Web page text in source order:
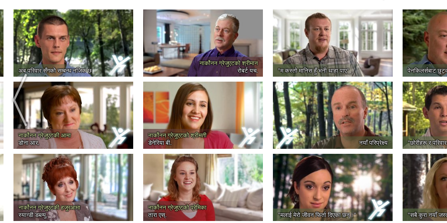
अब परिवार सँगको सम्बन्ध नजिक छ
नार्कोनन ग्रेजुएटकी आमा
डोना आर.
नार्कोनन ग्रेजुएटकी हजुरआमा
स्यान्डी डब्ल्यु.
नार्कोनन ग्रेजुएटको श्रीमान
रोबर्ट यच.
नार्कोनन ग्रेजुएटको श्रीमती
डेनेरिया बी.
नार्कोनन ग्रेजुएटको प्रेमिका
तारा एस्.
"म कस्तो मानिस हुँ भनी थाहा पाए"
नयाँ परिप्रेक्ष्य
"मलाई मेरो जीवन फिर्ता दिएका छन्।"
पेनकिलर्सबाट
"छोरीहरू र
"सबै कुरा नयाँ